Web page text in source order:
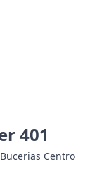
401
Centro